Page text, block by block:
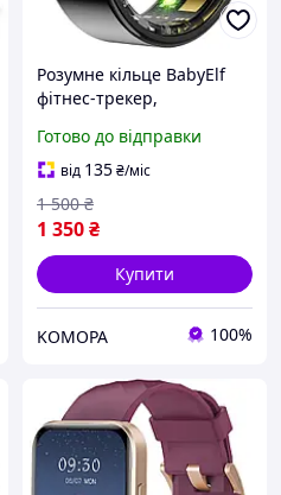
Розумне кільце BabyElf
фітнес-трекер,
серцевого ритму та
активності,
водонепроникне, розмір
12
Готово до відправки
від 135₴/міс
1 350₴
1 500 ₴
Купити
KOMOPA 100%